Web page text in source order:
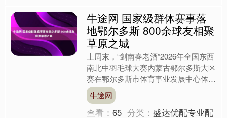
牛途网 国家级群体赛事落
地鄂尔多斯 800余球友相聚
草原之城
上周末，“剑南春老酒”2026年全国东西
南北中羽毛球大赛内蒙古鄂尔多斯大区
赛在鄂尔多斯市体育事业发展中心体育
馆举行。赛事汇聚来自全国各地的800
余名业余球友，以....
牛途网
查看：65 分类：盛达优配专业配